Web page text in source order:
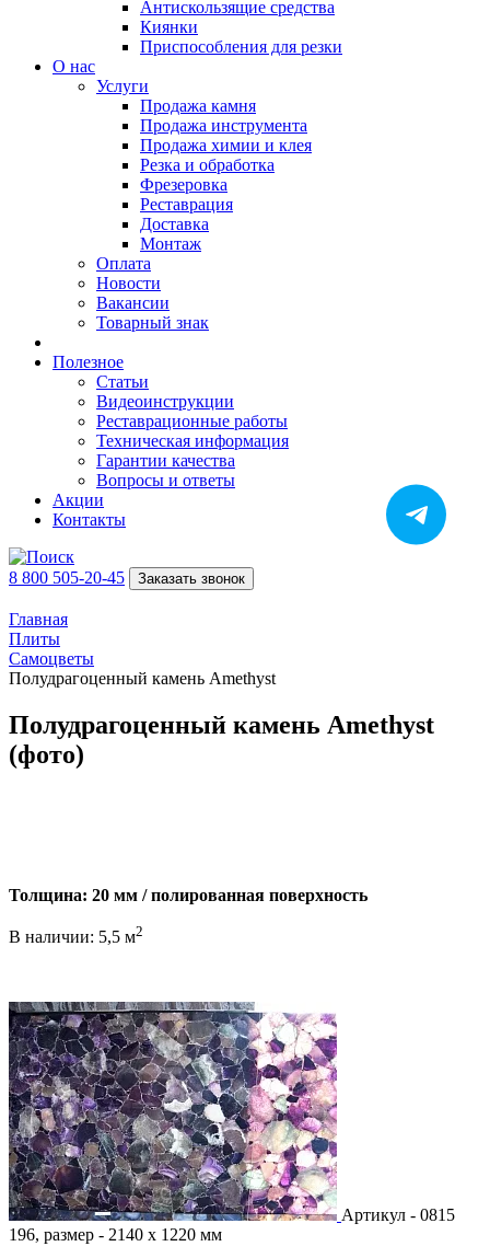
Антискользящие средства
Киянки
Приспособления для резки
О нас
Услуги
Продажа камня
Продажа инструмента
Продажа химии и клея
Резка и обработка
Фрезеровка
Реставрация
Доставка
Монтаж
Оплата
Новости
Вакансии
Товарный знак
Полезное
Статьи
Видеоинструкции
Реставрационные работы
Техническая информация
Гарантии качества
Вопросы и ответы
Акции
Контакты
8 800 505-20-45 Заказать звонок
Главная
Плиты
Самоцветы
Полудрагоценный камень Amethyst
Полудрагоценный камень Amethyst
(фото)
Толщина: 20 мм / полированная поверхность
В наличии: 5,5 м2
Артикул - 0815
196, размер - 2140 х 1220 мм